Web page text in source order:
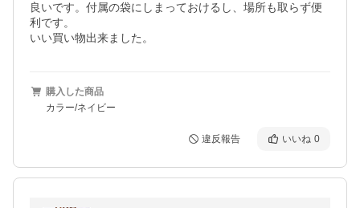
良いです。付属の袋にしまっておけるし、場所も取らず便
利です。
いい買い物出来ました。
購入した商品
カラー/ネイビー
違反報告 いいね 0